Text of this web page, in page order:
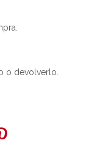
o devolverlo.